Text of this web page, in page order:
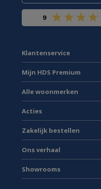
9
Klantenservice
Mijn HDS Premium
Alle woonmerken
Acties
Zakelijk bestellen
Ons verhaal
Showrooms